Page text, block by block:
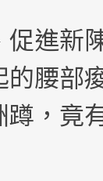
促進新
腰部
蹲，竟